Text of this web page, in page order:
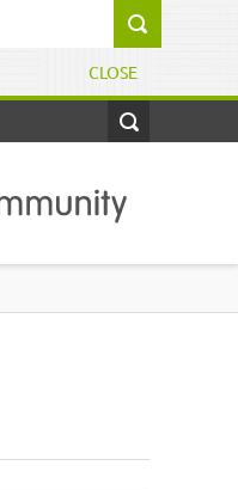
CLOSE